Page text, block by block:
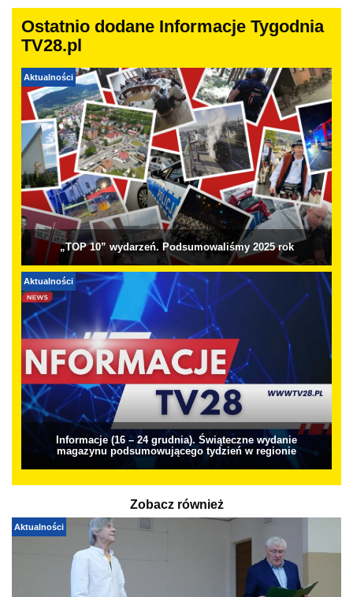
Ostatnio dodane Informacje Tygodnia
TV28.pl
Aktualności
„TOP 10” wydarzeń. Podsumowaliśmy 2025 rok
Aktualności
Informacje (16 – 24 grudnia). Świąteczne wydanie
magazynu podsumowującego tydzień w regionie
Zobacz również
Aktualności